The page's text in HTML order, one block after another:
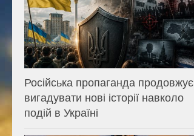
Російська пропаганда продовжує
вигадувати нові історії навколо
подій в Україні